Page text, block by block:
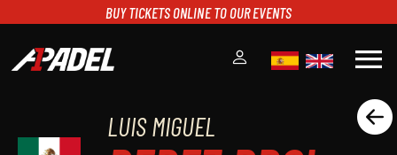
BUY TICKETS ONLINE TO OUR EVENTS
menu
A1PADEL
LUIS MIGUEL